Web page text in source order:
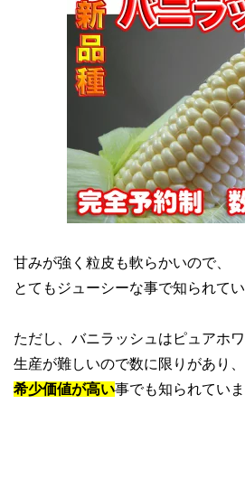
甘みが強く粒皮も軟らかいので、
とてもジューシーな事で知られてい
ただし、バニラッシュはピュアホワ
生産が難しいので数に限りがあり、
希少価値が高い事でも知られていま